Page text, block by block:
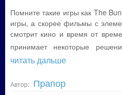
Помните такие игры как The
игры, а скорее фильмы с
смотрит кино и время от
принимает некоторые
читать дальше
Автор: Прапор